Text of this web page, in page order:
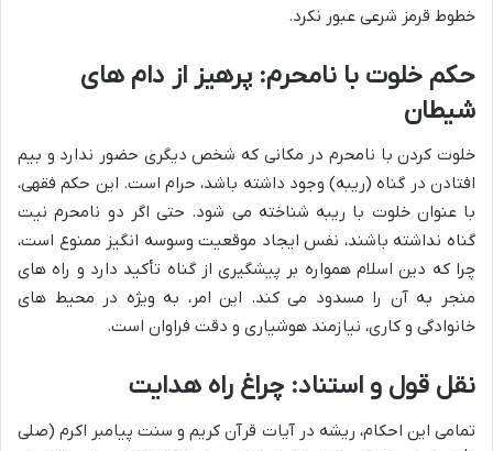
خطوط قرمز شرعی عبور نکرد.
حکم خلوت با نامحرم: پرهیز از دام های
شیطان
خلوت کردن با نامحرم در مکانی که شخص دیگری حضور ندارد و بیم
افتادن در گناه (ریبه) وجود داشته باشد، حرام است. این حکم فقهی،
با عنوان خلوت با ریبه شناخته می شود. حتی اگر دو نامحرم نیت
گناه نداشته باشند، نفس ایجاد موقعیت وسوسه انگیز ممنوع است،
چرا که دین اسلام همواره بر پیشگیری از گناه تأکید دارد و راه های
منجر به آن را مسدود می کند. این امر، به ویژه در محیط های
خانوادگی و کاری، نیازمند هوشیاری و دقت فراوان است.
نقل قول و استناد: چراغ راه هدایت
تمامی این احکام، ریشه در آیات قرآن کریم و سنت پیامبر اکرم (صلی